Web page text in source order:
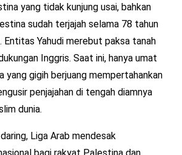
yang tidak kunjung usai, bahkan
sudah terjajah selama 78 tahun
Entitas Yahudi merebut paksa tanah
Inggris. Saat ini, hanya umat
yang gigih berjuang mempertahankan
penjajahan di tengah diamnya
dunia.
Liga Arab mendesak